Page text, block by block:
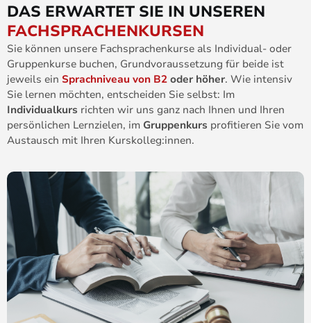
DAS ERWARTET SIE IN UNSEREN
FACHSPRACHENKURSEN
Sie können unsere Fachsprachenkurse als Individual- oder
Gruppenkurse buchen, Grundvoraussetzung für beide ist
jeweils ein Sprachniveau von B2 oder höher. Wie intensiv
Sie lernen möchten, entscheiden Sie selbst: Im
Individualkurs richten wir uns ganz nach Ihnen und Ihren
persönlichen Lernzielen, im Gruppenkurs profitieren Sie vom
Austausch mit Ihren Kurskolleg:innen.